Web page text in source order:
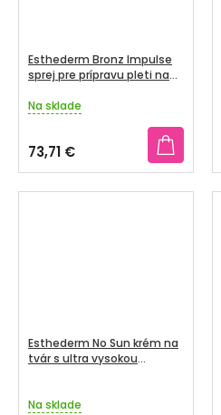
Esthederm Bronz Impulse
sprej pre prípravu pleti na
Priemerné
produktu
je
4,0
z
Na sklade
73,71 €
Esthederm No Sun krém na
tvár s ultra vysokou
Na sklade